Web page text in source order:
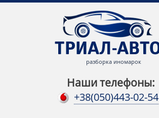
разборка иномарок
Наши телефоны:
+38(050)443-02-54